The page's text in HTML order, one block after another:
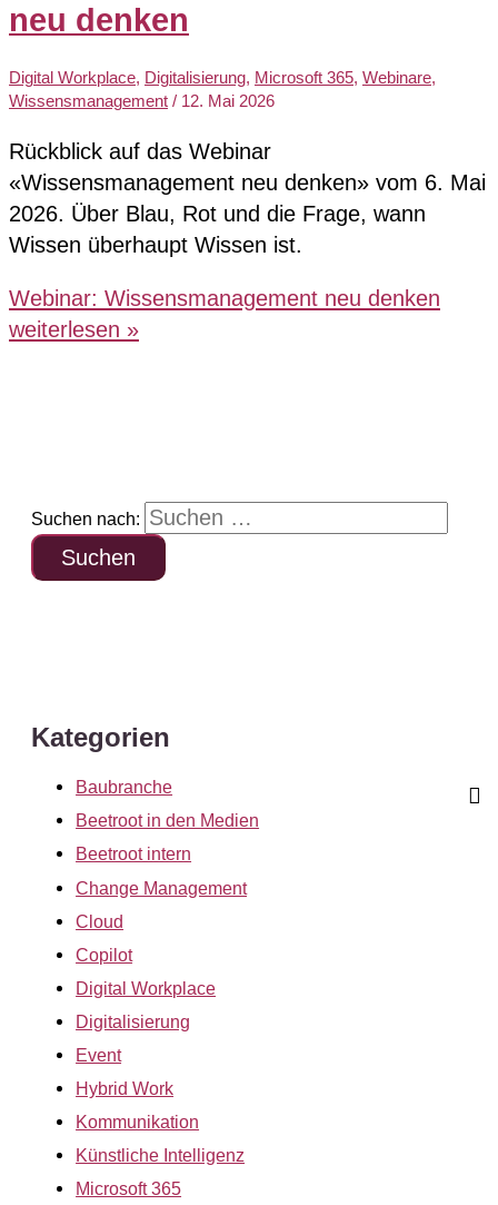
neu denken
Digital Workplace, Digitalisierung, Microsoft 365, Webinare,
Wissensmanagement / 12. Mai 2026
Rückblick auf das Webinar
«Wissensmanagement neu denken» vom 6. Mai
2026. Über Blau, Rot und die Frage, wann
Wissen überhaupt Wissen ist.
Webinar: Wissensmanagement neu denken
weiterlesen »
Suchen nach:
Kategorien
Baubranche
Beetroot in den Medien
Beetroot intern
Change Management
Cloud
Copilot
Digital Workplace
Digitalisierung
Event
Hybrid Work
Kommunikation
Künstliche Intelligenz
Microsoft 365